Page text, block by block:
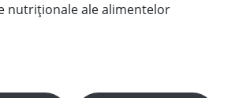
nutriționale ale alimentelor